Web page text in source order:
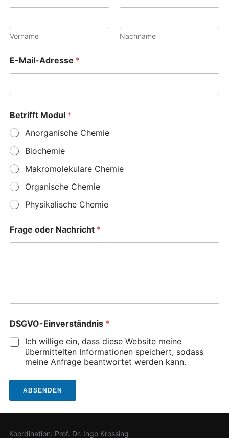
Vorname Nachname
-
M
i
-
A
d
r
e
s
N
a
c
r
g
E-Mail-Adresse *
Betrifft Modul *
Anorganische Chemie
Biochemie
Makromolekulare Chemie
Organische Chemie
Physikalische Chemie
Frage oder Nachricht *
DSGVO-Einverständnis *
Ich willige ein, dass diese Website meine
übermittelten Informationen speichert, sodass
meine Anfrage beantwortet werden kann.
ABSENDEN
Koordination: Prof. Dr. Ingo Krossing